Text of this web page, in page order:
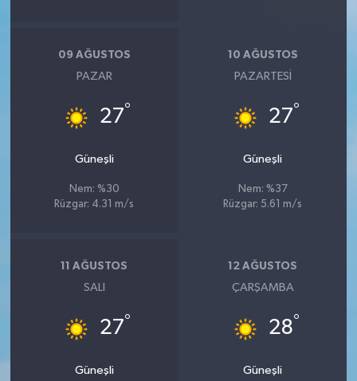
09 AĞUSTOS
PAZAR
27°
Güneşli
Nem: %30
Rüzgar: 4.31 m/s
10 AĞUSTOS
PAZARTESI
27°
Güneşli
Nem: %37
Rüzgar: 5.61 m/s
11 AĞUSTOS
SALI
27°
Güneşli
12 AĞUSTOS
ÇARŞAMBA
28°
Güneşli